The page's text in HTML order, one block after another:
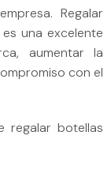
Regalar
una excelente
aumentar la
con el
regalar botellas